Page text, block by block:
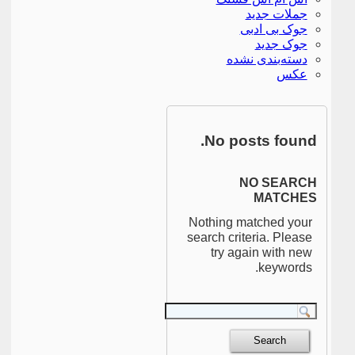
جملات جدید
جوک بی ادبی
جوک جدید
دسته‌بندی نشده
عکس
No posts found.
NO SEARCH
MATCHES
Nothing matched your
search criteria. Please
try again with new
keywords.